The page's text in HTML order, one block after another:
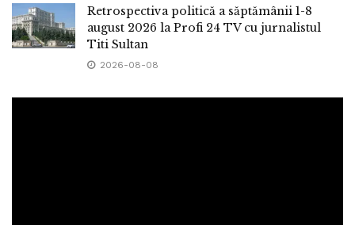
Retrospectiva politică a săptămânii 1-8
august 2026 la Profi 24 TV cu jurnalistul
Titi Sultan
2026-08-08